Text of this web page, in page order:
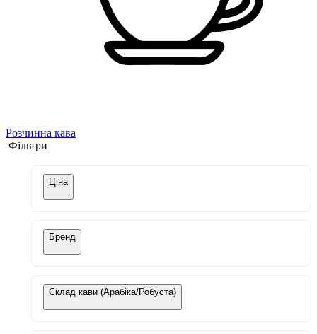
Розчинна кава
Фільтри
Ціна
Бренд
Склад кави (Арабіка/Робуста)